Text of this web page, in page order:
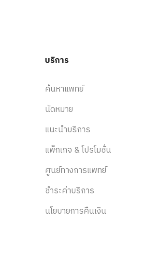
บริการ
ค้นหาแพทย์
นัดหมาย
แนะนำบริการ
แพ็กเกจ & โปรโมชั่น
ศูนย์ทางการแพทย์
ชำระค่าบริการ
นโยบายการคืนเงิน